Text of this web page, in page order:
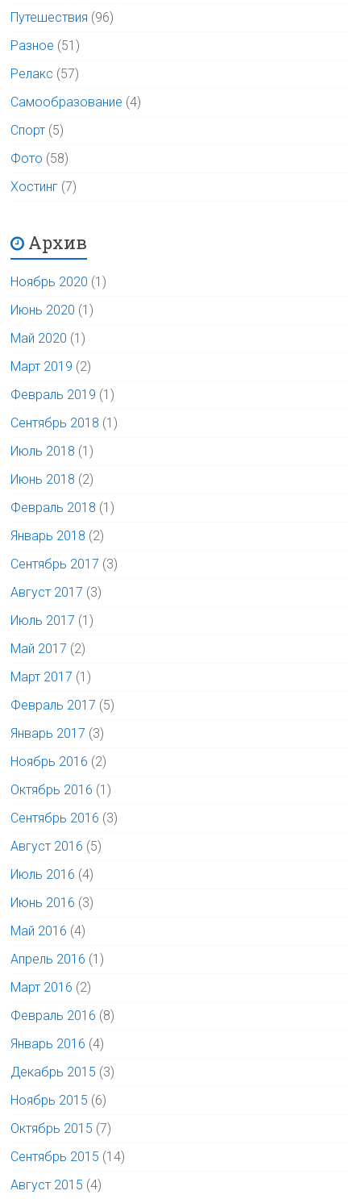
Путешествия (96)
Разное (51)
Релакс (57)
Самообразование (4)
Спорт (5)
Фото (58)
Хостинг (7)
Архив
Ноябрь 2020 (1)
Июнь 2020 (1)
Май 2020 (1)
Март 2019 (2)
Февраль 2019 (1)
Сентябрь 2018 (1)
Июль 2018 (1)
Июнь 2018 (2)
Февраль 2018 (1)
Январь 2018 (2)
Сентябрь 2017 (3)
Август 2017 (3)
Июль 2017 (1)
Май 2017 (2)
Март 2017 (1)
Февраль 2017 (5)
Январь 2017 (3)
Ноябрь 2016 (2)
Октябрь 2016 (1)
Сентябрь 2016 (3)
Август 2016 (5)
Июль 2016 (4)
Июнь 2016 (3)
Май 2016 (4)
Апрель 2016 (1)
Март 2016 (2)
Февраль 2016 (8)
Январь 2016 (4)
Декабрь 2015 (3)
Ноябрь 2015 (6)
Октябрь 2015 (7)
Сентябрь 2015 (14)
Август 2015 (4)